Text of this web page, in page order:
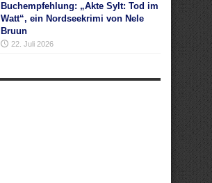
Buchempfehlung: „Akte Sylt: Tod im
Watt“, ein Nordseekrimi von Nele
Bruun
22. Juli 2026